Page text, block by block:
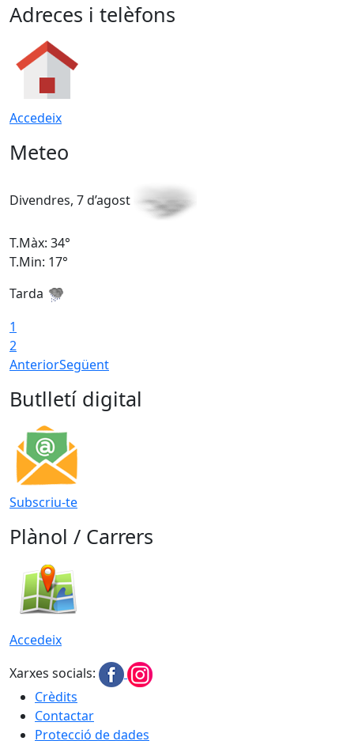
Adreces i telèfons
Accedeix
Meteo
Divendres, 7 d’agost
T.Màx: 34°
T.Min: 17°
Tarda
1
2
AnteriorSegüent
Butlletí digital
Subscriu-te
Plànol / Carrers
Accedeix
Xarxes socials:
Crèdits
Contactar
Protecció de dades